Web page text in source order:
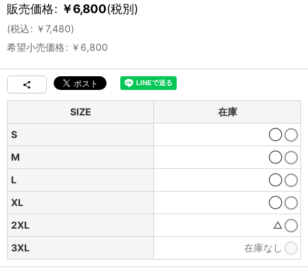
販売価格: ￥6,800(税別)
(税込: ￥7,480)
希望小売価格: ￥ 6,800
SIZE
在庫
S
◯
M
◯
L
◯
XL
◯
2XL
△
3XL
在庫なし